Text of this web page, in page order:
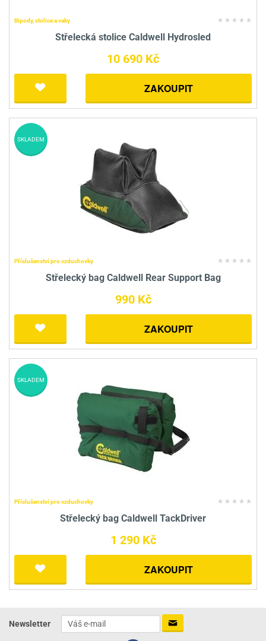
Bipody, stolice a vaky
Střelecká stolice Caldwell Hydrosled
10 690 Kč
ZAKOUPIT
Příslušenství pro vzduchovky
Střelecký bag Caldwell Rear Support Bag
990 Kč
ZAKOUPIT
SKLADEM
Příslušenství pro vzduchovky
Střelecký bag Caldwell TackDriver
1 290 Kč
ZAKOUPIT
SKLADEM
Newsletter